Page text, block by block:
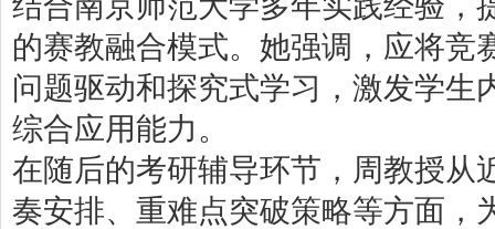
的赛教融合模式。她强调，应将竞
问题驱动和探究式学习，激发学生
综合应用能力。
在随后的考研辅导环节，周教授从
奏安排、重难点突破策略等方面，